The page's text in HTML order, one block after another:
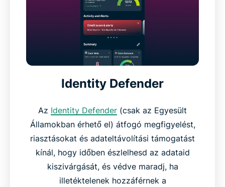
Identity Defender
Az Identity Defender (csak az Egyesült
Államokban érhető el) átfogó megfigyelést,
riasztásokat és adateltávolítási támogatást
kínál, hogy időben észlelhesd az adataid
kiszivárgását, és védve maradj, ha
illetéktelenek hozzáférnek a